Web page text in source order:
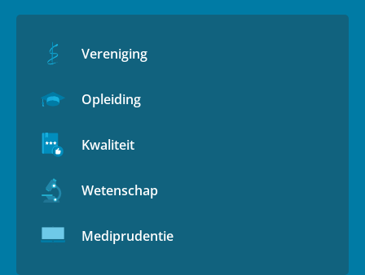
Vereniging
Opleiding
Kwaliteit
Wetenschap
Mediprudentie